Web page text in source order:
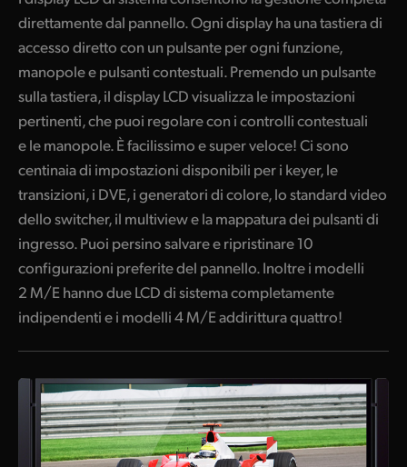
direttamente dal pannello. Ogni display ha una tastiera di
accesso diretto con un pulsante per ogni funzione,
manopole e pulsanti contestuali. Premendo un pulsante
sulla tastiera, il display LCD visualizza le impostazioni
pertinenti, che puoi regolare con i controlli contestuali
e le manopole. È facilissimo e super veloce! Ci sono
centinaia di impostazioni disponibili per i keyer, le
transizioni, i DVE, i generatori di colore, lo standard video
dello switcher, il multiview e la mappatura dei pulsanti di
ingresso. Puoi persino salvare e ripristinare 10
configurazioni preferite del pannello. Inoltre i modelli
2 M/E hanno due LCD di sistema completamente
indipendenti e i modelli 4 M/E addirittura quattro!